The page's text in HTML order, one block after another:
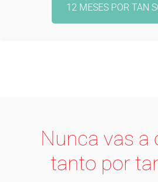
12 MESES POR TAN
Nunca vas a
tanto por